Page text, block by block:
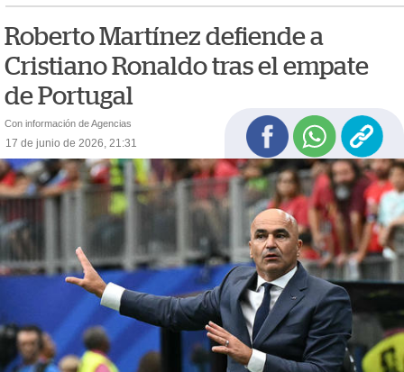
Roberto Martínez defiende a
Cristiano Ronaldo tras el empate
de Portugal
Con información de Agencias
17 de junio de 2026, 21:31